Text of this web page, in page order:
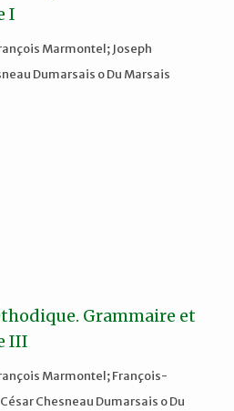
I
Marmontel; Joseph
Dumarsais o Du Marsais
Grammaire et
III
Marmontel; François-
Chesneau Dumarsais o Du